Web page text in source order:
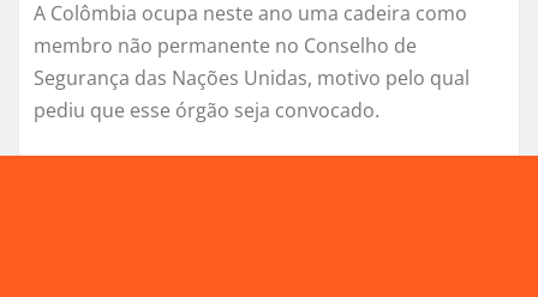
A Colômbia ocupa neste ano uma cadeira como
membro não permanente no Conselho de
Segurança das Nações Unidas, motivo pelo qual
pediu que esse órgão seja convocado.